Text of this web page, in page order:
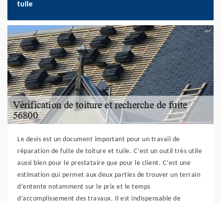
tuile
Le devis est un document important pour un travail de
réparation de fuite de toiture et tuile. C’est un outil très utile
aussi bien pour le prestataire que pour le client. C’est une
estimation qui permet aux deux parties de trouver un terrain
d’entente notamment sur le prix et le temps
d’accomplissement des travaux. Il est indispensable de